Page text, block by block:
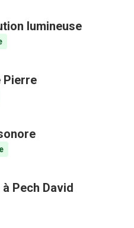
lumineuse
Pierre
Pech David